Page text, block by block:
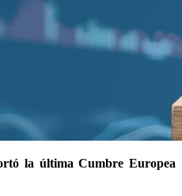
la última Cumbre Europea